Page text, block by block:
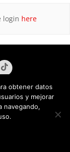
login here
2025
obtener datos
y mejorar
navegando,